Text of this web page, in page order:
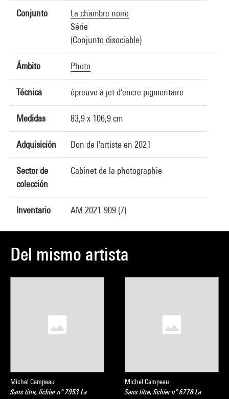
Conjunto
La chambre noire
Série
(Conjunto disociable)
Ámbito Photo
Técnica épreuve à jet d'encre pigmentaire
Medidas 83,9 x 106,9 cm
Adquisición Don de l'artiste en 2021
Sector de
colección
Cabinet de la photographie
Inventario AM 2021-909 (7)
Del mismo artista
Michel Campeau
Sans titre, fichier n° 7953 La
Michel Campeau
Sans titre, fichier n° 6778 La